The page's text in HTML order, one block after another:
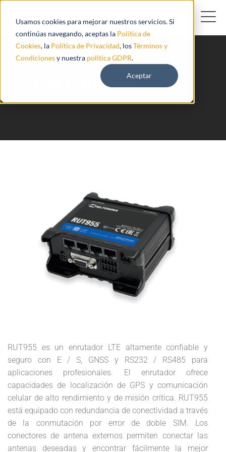
Usamos cookies para mejorar nuestros servicios. Si
continúas navegando, aceptas la Política de
Cookies, la Política de Privacidad, losTérminos y
Condicionesy nuestra politica GDPR.
Aceptar
RUT955 Teltonika
RUT955 es un enrutador LTE altamente confiable y
seguro con E / S, GNSS y RS232 / RS485 para
aplicaciones profesionales. El enrutador ofrece
capacidades de localización de GPS y comunicación
celular de alto rendimiento y de misión crítica. RUT955
está equipado con redundancia de conectividad a través
de la conmutación por error de doble SIM. Los
conectores de antena externos permiten conectar las
antenas deseadas y encontrar fácilmente la mejor